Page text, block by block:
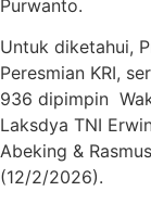
Purwanto.
Untuk diketahui,
Peresmian KRI,
936 dipimpin
Laksdya TNI
Abeking &
(12/2/2026).